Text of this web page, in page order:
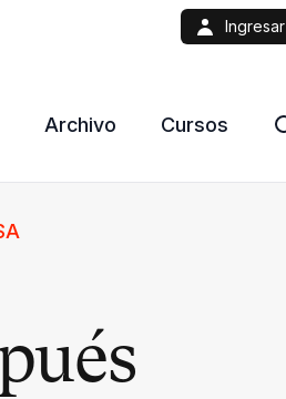
Ingresar
Archivo Cursos